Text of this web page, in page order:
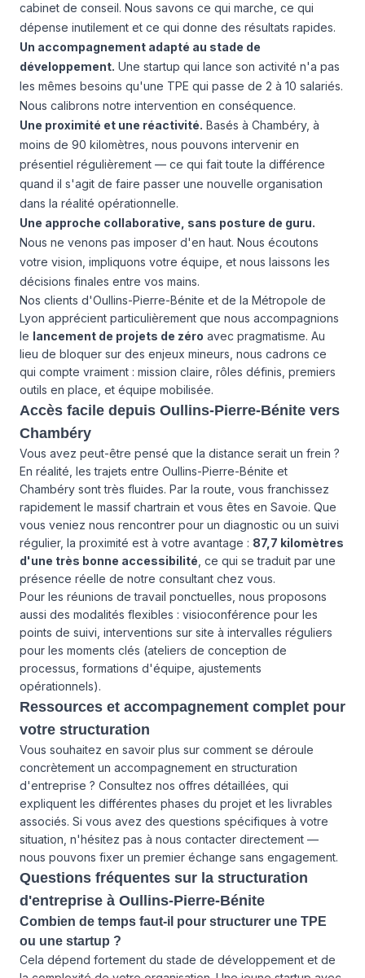
cabinet de conseil. Nous savons ce qui marche, ce qui
dépense inutilement et ce qui donne des résultats rapides.
Un accompagnement adapté au stade de
développement. Une startup qui lance son activité n'a pas
les mêmes besoins qu'une TPE qui passe de 2 à 10 salariés.
Nous calibrons notre intervention en conséquence.
Une proximité et une réactivité. Basés à Chambéry, à
moins de 90 kilomètres, nous pouvons intervenir en
présentiel régulièrement — ce qui fait toute la différence
quand il s'agit de faire passer une nouvelle organisation
dans la réalité opérationnelle.
Une approche collaborative, sans posture de guru.
Nous ne venons pas imposer d'en haut. Nous écoutons
votre vision, impliquons votre équipe, et nous laissons les
décisions finales entre vos mains.
Nos clients d'Oullins-Pierre-Bénite et de la Métropole de
Lyon apprécient particulièrement que nous accompagnions
le lancement de projets de zéro avec pragmatisme. Au
lieu de bloquer sur des enjeux mineurs, nous cadrons ce
qui compte vraiment : mission claire, rôles définis, premiers
outils en place, et équipe mobilisée.
Accès facile depuis Oullins-Pierre-Bénite vers
Chambéry
Vous avez peut-être pensé que la distance serait un frein ?
En réalité, les trajets entre Oullins-Pierre-Bénite et
Chambéry sont très fluides. Par la route, vous franchissez
rapidement le massif chartrain et vous êtes en Savoie. Que
vous veniez nous rencontrer pour un diagnostic ou un suivi
régulier, la proximité est à votre avantage : 87,7 kilomètres
d'une très bonne accessibilité , ce qui se traduit par une
présence réelle de notre consultant chez vous.
Pour les réunions de travail ponctuelles, nous proposons
aussi des modalités flexibles : visioconférence pour les
points de suivi, interventions sur site à intervalles réguliers
pour les moments clés (ateliers de conception de
processus, formations d'équipe, ajustements
opérationnels).
Ressources et accompagnement complet pour
votre structuration
Vous souhaitez en savoir plus sur comment se déroule
concrètement un accompagnement en structuration
d'entreprise ? Consultez nos offres détaillées , qui
expliquent les différentes phases du projet et les livrables
associés. Si vous avez des questions spécifiques à votre
situation, n'hésitez pas à nous contacter directement —
nous pouvons fixer un premier échange sans engagement.
Questions fréquentes sur la structuration
d'entreprise à Oullins-Pierre-Bénite
Combien de temps faut-il pour structurer une TPE
ou une startup ?
Cela dépend fortement du stade de développement et de